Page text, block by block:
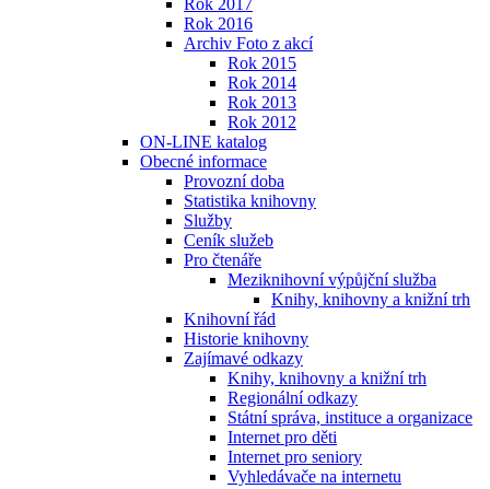
Rok 2017
Rok 2016
Archiv Foto z akcí
Rok 2015
Rok 2014
Rok 2013
Rok 2012
ON-LINE katalog
Obecné informace
Provozní doba
Statistika knihovny
Služby
Ceník služeb
Pro čtenáře
Meziknihovní výpůjční služba
Knihy, knihovny a knižní trh
Knihovní řád
Historie knihovny
Zajímavé odkazy
Knihy, knihovny a knižní trh
Regionální odkazy
Státní správa, instituce a organizace
Internet pro děti
Internet pro seniory
Vyhledávače na internetu